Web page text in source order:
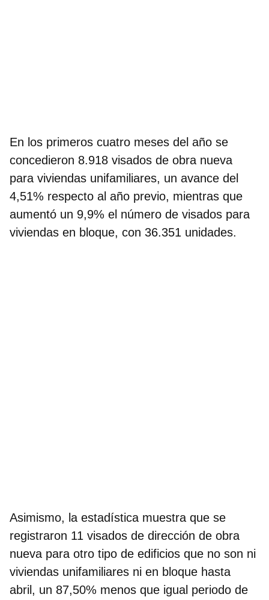
En los primeros cuatro meses del año se
concedieron 8.918 visados de obra nueva
para viviendas unifamiliares, un avance del
4,51% respecto al año previo, mientras que
aumentó un 9,9% el número de visados para
viviendas en bloque, con 36.351 unidades.
Asimismo, la estadística muestra que se
registraron 11 visados de dirección de obra
nueva para otro tipo de edificios que no son ni
viviendas unifamiliares ni en bloque hasta
abril, un 87,50% menos que igual periodo de